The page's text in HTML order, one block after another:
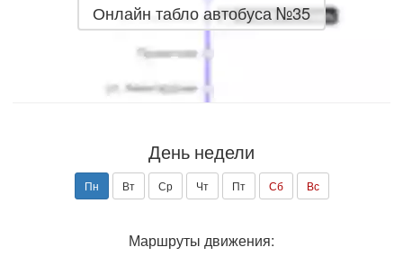
Онлайн табло автобуса №35
День недели
Пн Вт Ср Чт Пт Сб Вс
Маршруты движения: